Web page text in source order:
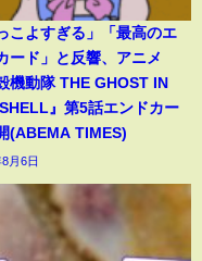
こよすぎる」「最高のエ
ード」と反響、アニメ
機動隊 THE GHOST IN
』第5話エンドカー
(ABEMA TIMES)
月6日